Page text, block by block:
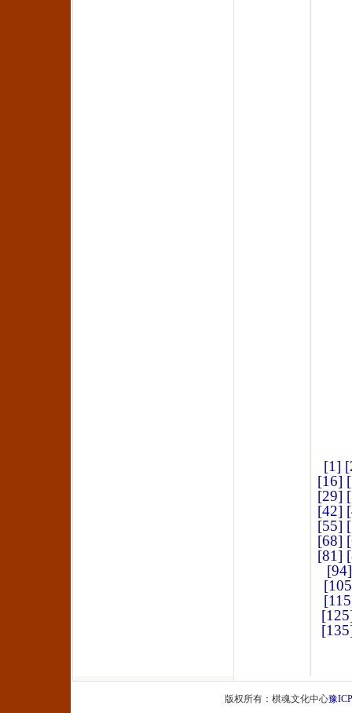
[1]
[16]
[29]
[42]
[55]
[68]
[81]
[94]
版权所有：棋魂文化中心豫